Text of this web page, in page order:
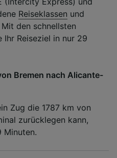
Reiseklassen und
Mit den schnellsten
Ihr Reiseziel in nur 29
Bremen nach Alicante-
Zug die 1787 km von
zurücklegen kann,
Minuten.